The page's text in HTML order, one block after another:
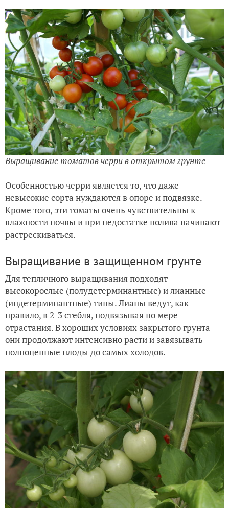
Выращивание томатов черри в открытом грунте
Особенностью черри является то, что даже
невысокие сорта нуждаются в опоре и подвязке.
Кроме того, эти томаты очень чувствительны к
влажности почвы и при недостатке полива начинают
растрескиваться.
Выращивание в защищенном грунте
Для тепличного выращивания подходят
высокорослые (полудетерминантные) и лианные
(индетерминантные) типы. Лианы ведут, как
правило, в 2-3 стебля, подвязывая по мере
отрастания. В хороших условиях закрытого грунта
они продолжают интенсивно расти и завязывать
полноценные плоды до самых холодов.